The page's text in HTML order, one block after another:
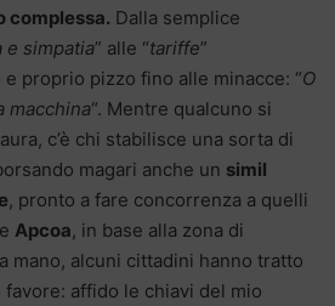
complessa. Dalla semplice
e simpatia” alle “tariffe”
proprio pizzo fino alle minacce: “O
macchina“. Mentre qualcuno si
c’è chi stabilisce una sorta di
magari anche un simil
, pronto a fare concorrenza a quelli
e Apcoa, in base alla zona di
mano, alcuni cittadini hanno tratto
affido le chiavi del mio